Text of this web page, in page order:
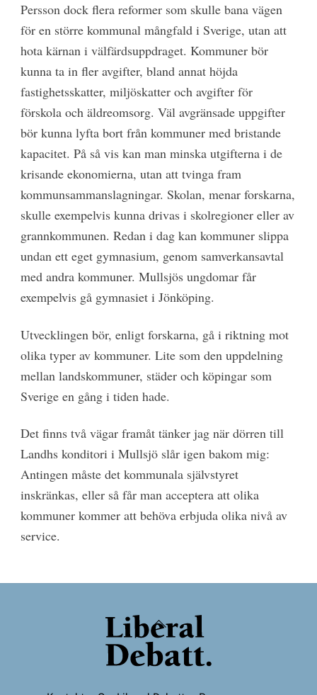
Persson dock flera reformer som skulle bana vägen
för en större kommunal mångfald i Sverige, utan att
hota kärnan i välfärdsuppdraget. Kommuner bör
kunna ta in fler avgifter, bland annat höjda
fastighetsskatter, miljöskatter och avgifter för
förskola och äldreomsorg. Väl avgränsade uppgifter
bör kunna lyfta bort från kommuner med bristande
kapacitet. På så vis kan man minska utgifterna i de
krisande ekonomierna, utan att tvinga fram
kommunsammanslagningar. Skolan, menar forskarna,
skulle exempelvis kunna drivas i skolregioner eller av
grannkommunen. Redan i dag kan kommuner slippa
undan ett eget gymnasium, genom samverkansavtal
med andra kommuner. Mullsjös ungdomar får
exempelvis gå gymnasiet i Jönköping.
Utvecklingen bör, enligt forskarna, gå i riktning mot
olika typer av kommuner. Lite som den uppdelning
mellan landskommuner, städer och köpingar som
Sverige en gång i tiden hade.
Det finns två vägar framåt tänker jag när dörren till
Landhs konditori i Mullsjö slår igen bakom mig:
Antingen måste det kommunala självstyret
inskränkas, eller så får man acceptera att olika
kommuner kommer att behöva erbjuda olika nivå av
service.
Back
To
Top